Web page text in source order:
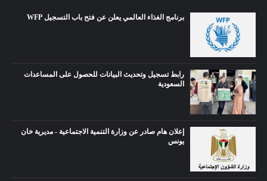
برنامج الغذاء العالمي يعلن عن فتح باب التسجيل WFP
رابط تسجيل وتحديث البيانات للحصول على المساعدات
السعودية
إعلان هام صادر عن وزارة التنمية الاجتماعية - مديرية خان
يونس